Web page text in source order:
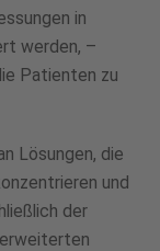
in
werden, –
Patienten zu
Lösungen, die
und
der